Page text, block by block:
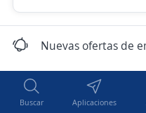
Buscar Aplicaciones
Nuevas ofertas de